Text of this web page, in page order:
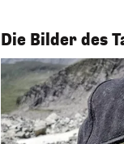
Die Bilder des
1/54